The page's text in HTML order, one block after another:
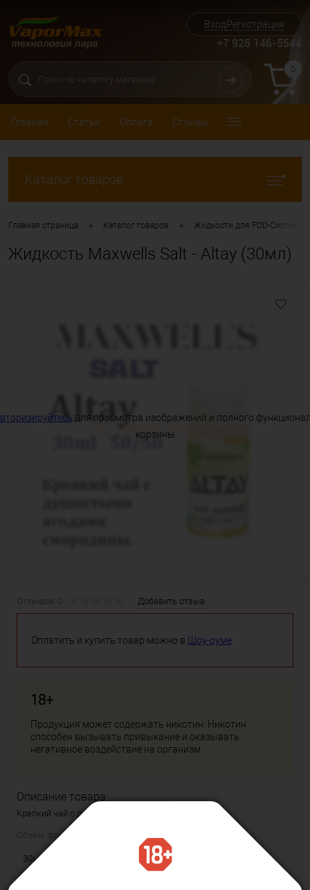
ВходРегистрация
+7 925 146-5544
0
Главная Статьи Оплата Отзывы
Каталог товаров
Главная страница • Каталог товаров • Жидкости для POD-Систем
Жидкость Maxwells Salt - Altay (30мл)
для просмотра изображений и полного
корзины
Отзывов: 0 Добавить отзыв
Оплатить и купить товар можно в Шоу-руме
18+
Продукция может содержать никотин. Никотин
способен вызывать привыкание и оказывать
негативное воздействие на организм
Описание товара:
Крепкий чай с душистыми ягодами смородины.
Объем флакона:
30мл